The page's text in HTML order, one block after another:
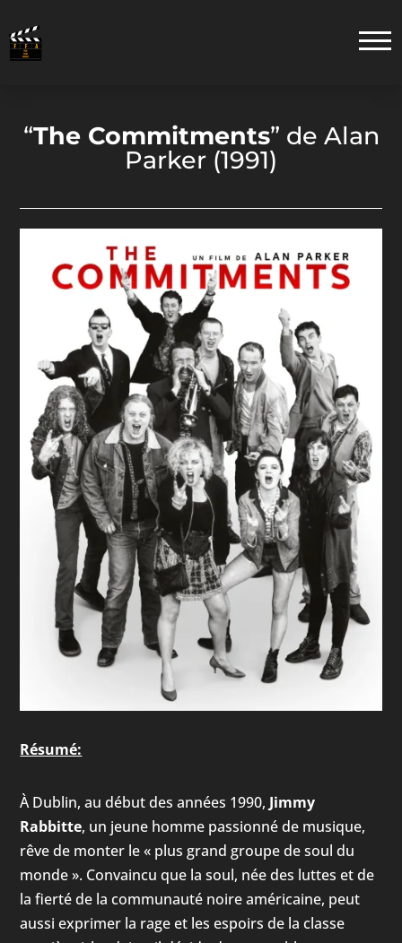
“The Commitments” de Alan
Parker (1991)
Résumé:
À Dublin, au début des années 1990, Jimmy
Rabbitte, un jeune homme passionné de musique,
rêve de monter le « plus grand groupe de soul du
monde ». Convaincu que la soul, née des luttes et de
la fierté de la communauté noire américaine, peut
aussi exprimer la rage et les espoirs de la classe